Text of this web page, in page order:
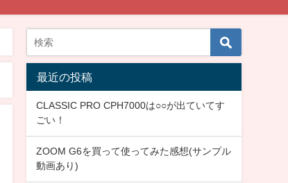
最近の投稿
CLASSIC PRO CPH7000は○○が出ていてす
ごい！
ZOOM G6を買って使ってみた感想(サンプル
動画あり)